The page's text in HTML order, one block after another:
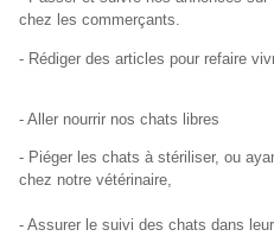
chez les commerçants.
- Rédiger des articles pour refaire
- Aller nourrir nos chats libres
- Piéger les chats à stériliser, ou
chez notre vétérinaire,
- Assurer le suivi des chats dans